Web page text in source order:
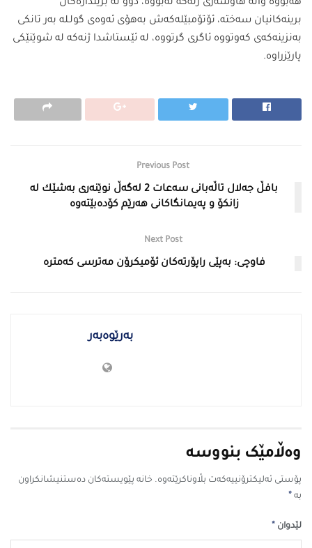
هەبووە واتە هاوسەری ژنەكە نەبووە، دوو لە بریندارەكان
برینەكانیان سەختە، ئۆتۆمبێلەكەش بەهۆی ئەوەی گولـلە بەر تانكی
بەنزینەكەی كەوتووە ئاگری گرتووە، لە ئێستاشدا ژنەكە لە شوێنێكی
پارێزراوە.
Previous Post
بافڵ جەلال تاڵەبانی سەعات 2 لەگەڵ نوێنەری بەشێك لە
زانكۆ و پەیمانگاكانی هەرێم كۆدەبێتەوە
Next Post
فاوچی: بەپێی راپۆرتەكان ئۆمیكرۆن مەترسی كەمترە
بەرێوەبەر
وەڵامێک بنووسە
پۆستی ئەلیکترۆنییەکەت بڵاوناکرێتەوە. خانە پێویستەکان دەستنیشانکراون
بە *
لێدوان *